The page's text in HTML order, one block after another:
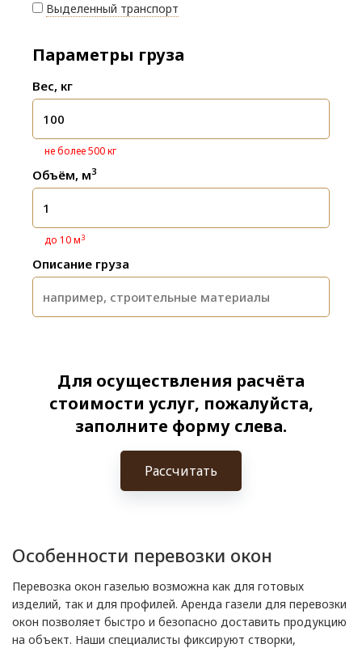
Выделенный транспорт
Параметры груза
Вес, кг
не более 500 кг
Объём, м3
до 10 м3
Описание груза
Для осуществления расчёта
стоимости услуг, пожалуйста,
заполните форму слева.
Рассчитать
Особенности перевозки окон
Перевозка окон газелью возможна как для готовых
изделий, так и для профилей. Аренда газели для перевозки
окон позволяет быстро и безопасно доставить продукцию
на объект. Наши специалисты фиксируют створки,